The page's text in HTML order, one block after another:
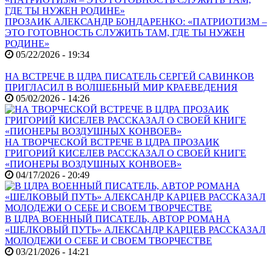
ПРОЗАИК АЛЕКСАНДР БОНДАРЕНКО: «ПАТРИОТИЗМ –
ЭТО ГОТОВНОСТЬ СЛУЖИТЬ ТАМ, ГДЕ ТЫ НУЖЕН
РОДИНЕ»
05/22/2026 - 19:34
НА ВСТРЕЧЕ В ЦДРА ПИСАТЕЛЬ СЕРГЕЙ САВИНКОВ
ПРИГЛАСИЛ В ВОЛШЕБНЫЙ МИР КРАЕВЕДЕНИЯ
05/02/2026 - 14:26
НА ТВОРЧЕСКОЙ ВСТРЕЧЕ В ЦДРА ПРОЗАИК
ГРИГОРИЙ КИСЕЛЕВ РАССКАЗАЛ О СВОЕЙ КНИГЕ
«ПИОНЕРЫ ВОЗДУШНЫХ КОНВОЕВ»
04/17/2026 - 20:49
В ЦДРА ВОЕННЫЙ ПИСАТЕЛЬ, АВТОР РОМАНА
«ШЕЛКОВЫЙ ПУТЬ» АЛЕКСАНДР КАРЦЕВ РАССКАЗАЛ
МОЛОДЕЖИ О СЕБЕ И СВОЕМ ТВОРЧЕСТВЕ
03/21/2026 - 14:21